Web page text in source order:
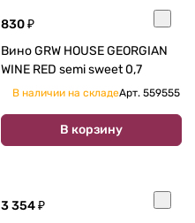
830 ₽
Вино GRW HOUSE GEORGIAN
WINE RED semi sweet 0,7
В наличии на складеАрт. 559555
В корзину
3 354 ₽